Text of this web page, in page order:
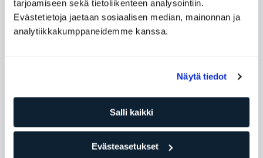
tarjoamiseen sekä tietoliikenteen analysointiin.
Evästetietoja jaetaan sosiaalisen median, mainonnan ja
analytiikkakumppaneidemme kanssa.
Näytä tiedot
Salli kaikki
Evästeasetukset
Alkavat Boot Campit
18.00
Tiedot ja varaus